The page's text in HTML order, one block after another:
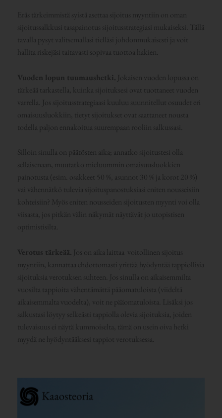
Eräs tärkeimmistä syistä asettaa sijoitus myyntiin on oman
sijoitussalkkusi tasapainotus sijoitusstrategiasi mukaiseksi. Tällä
tavalla pysyt valitsemallasi tielläsi johdonmukaisesti ja voit
hallita riskejäsi taitavasti sopivaa tuottoa hakien.
Vuoden lopun tuumaushetki. Jokaisen vuoden lopussa on
tärkeää tarkastella, kuinka sijoituksesi ovat tuottaneet vuoden
varrella. Jos sijoitusstrategiaasi kuuluu suunnitellut osuudet eri
omaisuusluokkiin, tietyt sijoitukset ovat saattaneet nousta
todella paljon ennakoitua suurempaan rooliin salkussasi.
Silloin sinulla on päätösten aika; annatko sijoitustesi olla
sellaisenaan, muutatko mieluummin omaisuusluokkien
painotusta (esim. osakkeet 50 %, asunnot 30 % ja korot 20 %)
vai vähennätkö tulevia sijoituspanostuksiasi eniten nousseisiin
kohteisiin? Myös eniten nousseiden sijoitusten myynti voi olla
viisasta, jos pitkän välin näkymät näyttävät jo utopistisen
optimistisilta.
Verotus tärkeää. Jos on aika laittaa voitollinen sijoitus
myyntiin, kannattaa ehdottomasti yrittää hyödyntää tappiollisia
sijoituksia verotuksen suhteen. Jos sinulla on aikaisemmilta
vuosilta tappioita vähentämättä pääomatuloista (viideltä
aikaisemmalta vuodelta), voit ne pääomatuloista. Lisäksi jos
salkustasi löytyy selkeästi tappiolla olevia sijoituksia, joiden
tulevaisuus ei näytä kummoiselta, tämä on usein oiva hetki
myydä ne hyödyntääksesi tappiot verotuksessa.